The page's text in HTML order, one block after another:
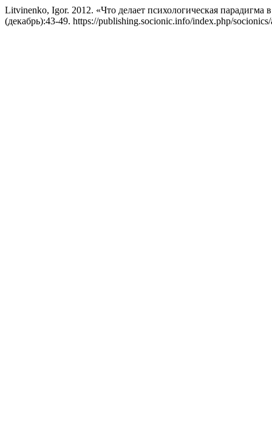
Litvinenko, Igor. 2012. «Что делает психологическая парадигма
(декабрь):43-49. https://publishing.socionic.info/index.php/